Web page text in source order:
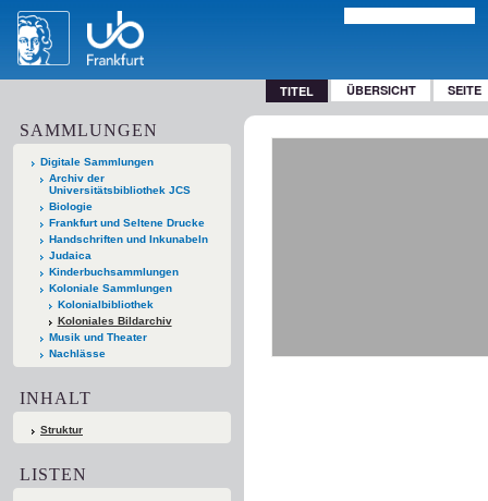
TITEL ÜBERSICHT SEITE
SAMMLUNGEN
Digitale Sammlungen
Archiv der
Universitätsbibliothek JCS
Biologie
Frankfurt und Seltene Drucke
Handschriften und Inkunabeln
Judaica
Kinderbuchsammlungen
Koloniale Sammlungen
Kolonialbibliothek
Koloniales Bildarchiv
Musik und Theater
Nachlässe
INHALT
Struktur
LISTEN